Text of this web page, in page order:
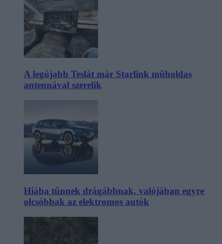
A legújabb Teslát már Starlink műholdas
antennával szerelik
Hiába tűnnek drágábbnak, valójában egyre
olcsóbbak az elektromos autók